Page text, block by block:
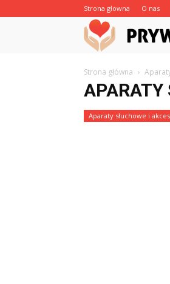
Strona głowna O nas
Strona główna
APARATY
Aparaty słuchowe i